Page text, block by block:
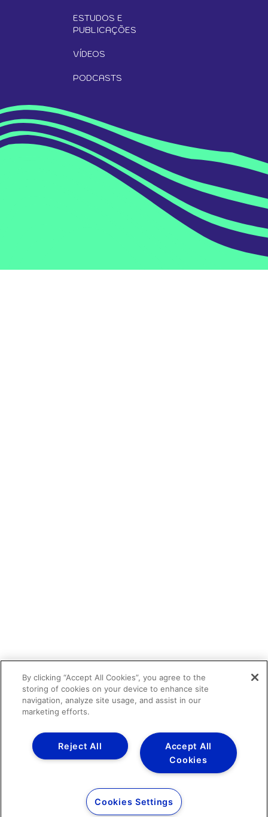
ESTUDOS E
PUBLICAÇÕES
VÍDEOS
PODCASTS
By clicking “Accept All Cookies”, you agree to the
storing of cookies on your device to enhance site
navigation, analyze site usage, and assist in our
marketing efforts.
Accept All
Cookies
Reject All
Cookies Settings